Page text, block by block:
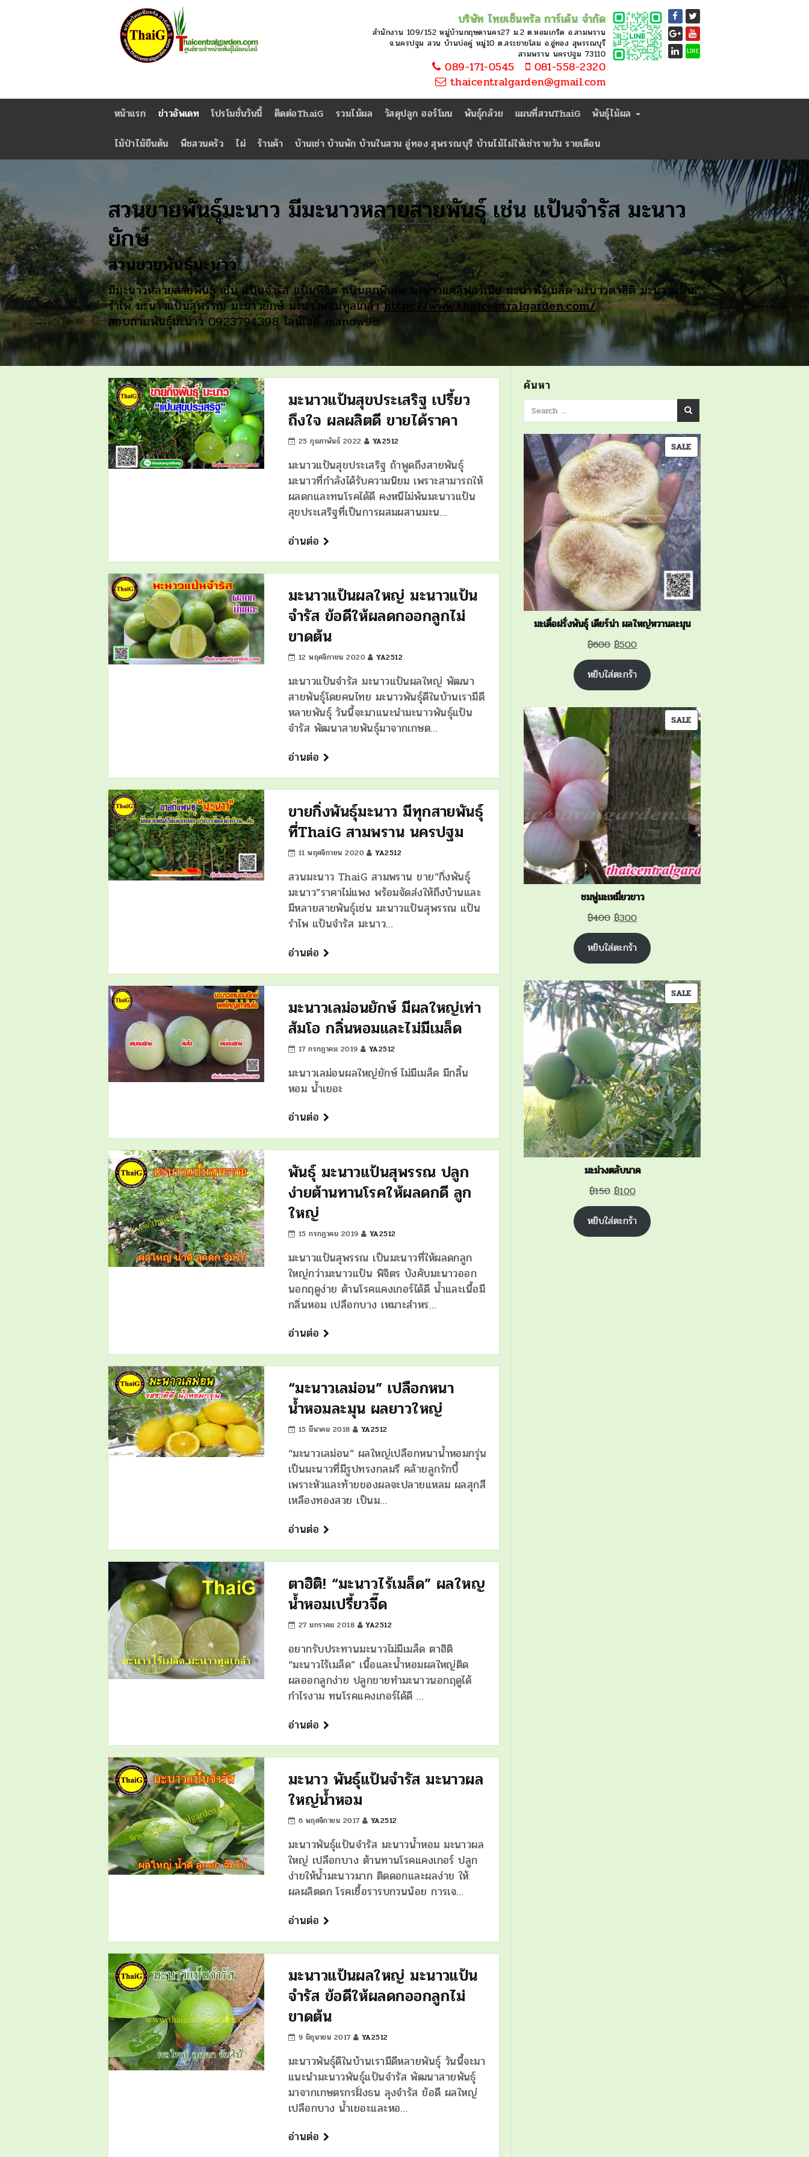
บริษัท ไทยเซ็นทรัล การ์เด้น จำกัด
สำนักงาน 109/152 หมู่บ้านกฤษดานคร27 ม.2 ต.หอมเกร็ด อ.สามพราน
จ.นครปฐม สวน บ้านบ่อคู่ หมู่10 ต.สระยายโสม อ.อู่ทอง สุพรรณบุรี
สามพราน นครปฐม 73110
089-171-0545
081-558-2320
thaicentralgarden@gmail.com
LINE
หน้าแรก ข่าวอัพเดท โปรโมชั่นวันนี้ ติดต่อThaiG รวมไม้ผล วัสดุปลูก ฮอร์โมน พันธุ์กล้วย แผนที่สวนThaiG
พันธุ์ไม้ผล
ไม้ป่าไม้ยืนต้น
พืชสวนครัว ไผ่ ร้านค้า บ้านเช่า บ้านพัก บ้านในสวน อู่ทอง สุพรรณบุรี บ้านไม้ไผ่ให้เช่ารายวัน รายเดือน
สวนขายพันธุ์มะนาว มีมะนาวหลายสายพันธุ์ เช่น แป้นจำรัส มะนาว
ยักษ์
สวนขายพันธุ์มะนาว
มีมะนาวหลายสายพันธุ์ เช่น แป้นจำรัส แป้นพิจิต แป้นดกพิเศษ มะนาวแคลิฟอร์เนีย มะนาวไร้เมล็ด มะนาวตาฮิติ มะนาวแป้น
รำไพ มะนาวแป้นสุพรรณ มะนาวยักษ์ มะนาวหอมทูลเกล้าhttps://www.thaicentralgarden.com/
สอบถามพันธุ์มะนาว 0923794398 ไลน์ไอดี manow98
มะนาวแป้นสุขประเสริฐ เปรี้ยว
ถึงใจ ผลผลิตดี ขายได้ราคา
25 กุมภาพันธ์ 2022 YA2512
มะนาวแป้นสุขประเสริฐ ถ้าพูดถึงสายพันธุ์
มะนาวที่กำลังได้รับความนิยม เพราะสามารถให้
ผลดกและทนโรคได้ดี คงหนีไม่พ้นมะนาวแป้น
สุขประเสริฐที่เป็นการผสมผสานมะน…
อ่านต่อ
มะนาวแป้นผลใหญ่ มะนาวแป้น
จำรัส ข้อดีให้ผลดกออกลูกไม่
ขาดต้น
12 พฤศจิกายน 2020 YA2512
มะนาวแป้นจำรัส มะนาวแป้นผลใหญ่ พัฒนา
สายพันธุ์โดยคนไทย มะนาวพันธุ์ดีในบ้านเรามีดี
หลายพันธุ์ วันนี้จะมาแนะนำมะนาวพันธุ์แป้น
จำรัส พัฒนาสายพันธุ์มาจากเกษต…
อ่านต่อ
ขายกิ่งพันธุ์มะนาว มีทุกสายพันธุ์
ที่ThaiG สามพราน นครปฐม
11 พฤศจิกายน 2020 YA2512
สวนมะนาว ThaiG สามพราน ขาย”กิ่งพันธุ์
มะนาว”ราคาไม่แพง พร้อมจัดส่งให้ถึงบ้านและ
มีหลายสายพันธุ์เช่น มะนาวแป้นสุพรรณ แป้น
รำไพ แป้นจำรัส มะนาว…
อ่านต่อ
มะนาวเลม่อนยักษ์ มีผลใหญ่เท่า
ส้มโอ กลิ่นหอมและไม่มีเมล็ด
17 กรกฎาคม 2019 YA2512
มะนาวเลม่อนผลใหญ่ยักษ์ ไม่มีเมล็ด มีกลิ้น
หอม น้ำเยอะ
อ่านต่อ
พันธุ์ มะนาวแป้นสุพรรณ ปลูก
ง่ายต้านทานโรคให้ผลดกดี ลูก
ใหญ่
15 กรกฎาคม 2019 YA2512
มะนาวแป้นสุพรรณ เป็นมะนาวที่ให้ผลดกลูก
ใหญ่กว่ามะนาวแป้น พิจิตร บังคับมะนาวออก
นอกฤดูง่าย ต้านโรคแคงเกอร์ได้ดี น้ำและเนื้อมี
กลิ่นหอม เปลือกบาง เหมาะสำหร…
อ่านต่อ
“มะนาวเลม่อน” เปลือกหนา
น้ำหอมละมุน ผลยาวใหญ่
15 มีนาคม 2018 YA2512
“มะนาวเลม่อน” ผลใหญ่เปลือกหนาน้ำหอมกรุ่น
เป็นมะนาวที่มีรูปทรงกลมรี คล้ายลูกรักบี้
เพราะหัวและท้ายของผลจะปลายแหลม ผลสุกสี
เหลืองทองสวย เป็นม…
อ่านต่อ
ตาฮิติ! “มะนาวไร้เมล็ด” ผลใหญ
น้ำหอมเปรี้ยวจี๊ด
27 มกราคม 2018 YA2512
อยากรับประทานมะนาวไม่มีเมล็ด ตาฮิติ
“มะนาวไร้เมล็ด” เนื้อและน้ำหอมผลใหญ่ติด
ผลออกลูกง่าย ปลูกขายทำมะนาวนอกฤดูได้
กำไรงาม ทนโรคแคงเกอร์ได้ดี …
อ่านต่อ
มะนาว พันธุ์แป้นจำรัส มะนาวผล
ใหญ่น้ำหอม
6 พฤศจิกายน 2017 YA2512
มะนาวพันธุ์แป้นจำรัส มะนาวน้ำหอม มะนาวผล
ใหญ่ เปลือกบาง ต้านทานโรคแคงเกอร์ ปลูก
ง่ายให้น้ำมะนาวมาก ติดดอกและผลง่าย ให้
ผลผลิตดก โรคเชื้อรารบกวนน้อย การเจ…
อ่านต่อ
มะนาวแป้นผลใหญ่ มะนาวแป้น
จำรัส ข้อดีให้ผลดกออกลูกไม่
ขาดต้น
9 มิถุนายน 2017 YA2512
มะนาวพันธุ์ดีในบ้านเรามีดีหลายพันธุ์ วันนี้จะมา
แนะนำมะนาวพันธุ์แป้นจำรัส พัฒนาสายพันธุ์
มาจากเกษตรกรฝั่งธน ลุงจำรัส ข้อดี ผลใหญ่
เปลือกบาง น้ำเยอะและหอ…
อ่านต่อ
ค้นหา
SALEPRODUCT
ON
SALE
มะเดื่อฝรั่งพันธุ์ เดียร์น่า ผลใหญ่หวานละมุน
฿600 Original
price
was:
฿600.
฿500Current
price
is:
฿500.
หยิบใส่ตะกร้า
SALEPRODUCT
ON
SALE
ชมพู่มะเหมี่ยวขาว
฿400 Original
price
was:
฿400.
฿300Current
price
is:
฿300.
หยิบใส่ตะกร้า
SALEPRODUCT
ON
SALE
มะม่วงตลับนาค
฿150 Original
price
was:
฿150.
฿100Current
price
is:
฿100.
หยิบใส่ตะกร้า